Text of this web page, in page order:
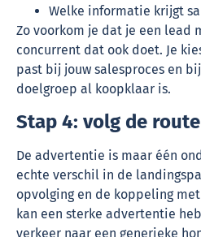
Welke informatie krijgt
Zo voorkom je dat je een lead
concurrent dat ook doet. Je
past bij jouw salesproces en
doelgroep al koopklaar is.
Stap 4: volg de
De advertentie is maar één
echte verschil in de
opvolging en de koppeling
kan een sterke advertentie
verkeer naar een generieke